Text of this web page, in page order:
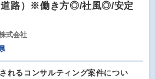
道路）※働き方◎/社風◎/安定
式会社
れるコンサルティング案件につい